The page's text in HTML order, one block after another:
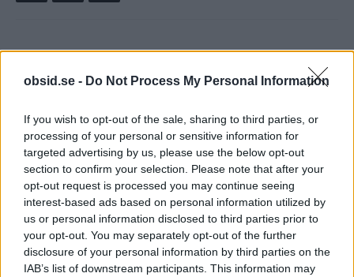
obsid.se - Do Not Process My Personal Information
If you wish to opt-out of the sale, sharing to third parties, or
processing of your personal or sensitive information for
targeted advertising by us, please use the below opt-out
section to confirm your selection. Please note that after your
opt-out request is processed you may continue seeing
interest-based ads based on personal information utilized by
us or personal information disclosed to third parties prior to
your opt-out. You may separately opt-out of the further
disclosure of your personal information by third parties on the
IAB’s list of downstream participants. This information may
Resume Designer gör det
CV
Vilket av de stora film-
mest pengar?
Sebastian